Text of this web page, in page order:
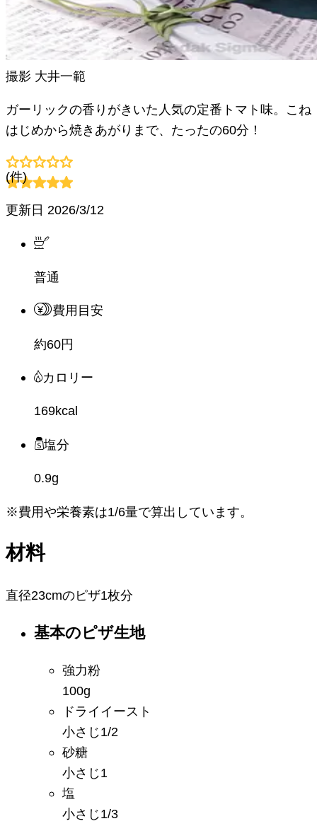
撮影 大井一範
ガーリックの香りがきいた人気の定番トマト味。こね
はじめから焼きあがりまで、たったの60分！
(件)
更新日 2026/3/12
普通
費用目安
約60円
カロリー
169kcal
塩分
0.9g
※費用や栄養素は1/6量で算出しています。
材料
直径23cmのピザ1枚分
基本のピザ生地
強力粉
100g
ドライイースト
小さじ1/2
砂糖
小さじ1
塩
小さじ1/3